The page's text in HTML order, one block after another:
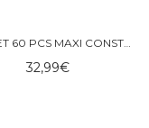
MELI SET 60 PCS MAXI CONSTRUCTOR – MELI
32,99€